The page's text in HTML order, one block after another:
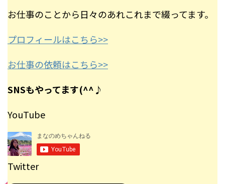
お仕事のことから日々のあれこれまで綴ってます。
プロフィールはこちら>>
お仕事の依頼はこちら>>
SNSもやってます(^^♪
YouTube
Twitter